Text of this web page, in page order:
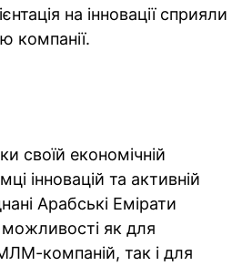
на інновації сприяли
компанії.
своїй економічній
інновацій та активній
Арабські Емірати
як для
компаній, так і для